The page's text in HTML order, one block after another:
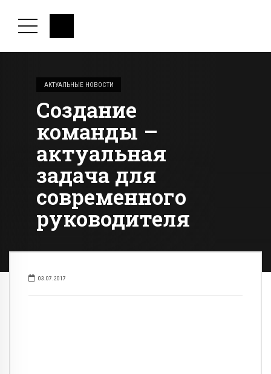
АКТУАЛЬНЫЕ НОВОСТИ
Создание
команды –
актуальная
задача для
современного
руководителя
03.07.2017